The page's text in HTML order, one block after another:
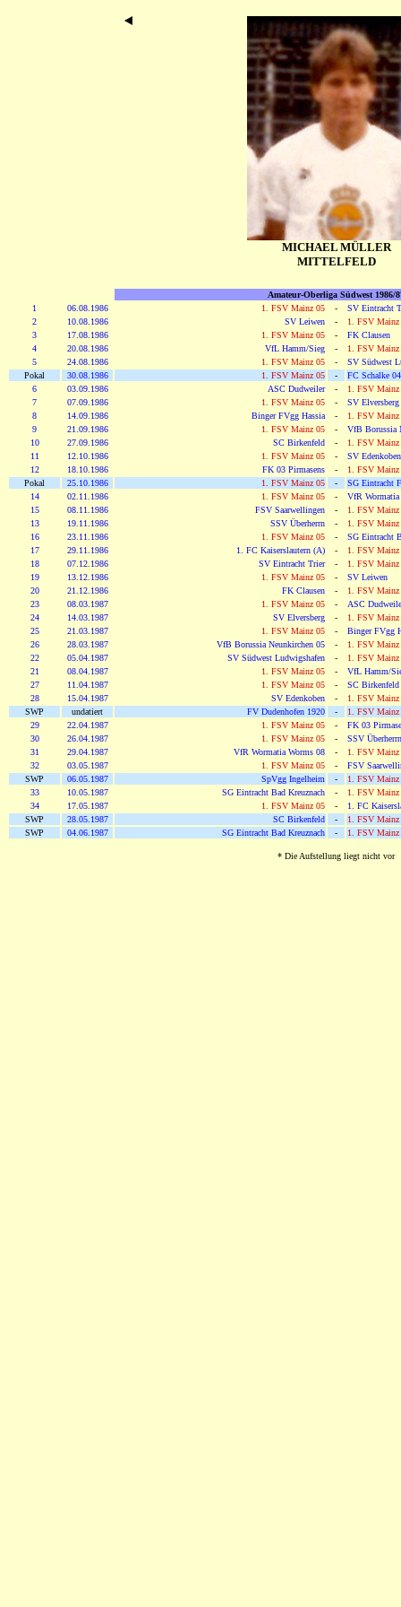
MICHAEL MÜLLER
MITTELFELD
Amateur-Oberliga Südwest 1986/
1
06.08.1986 1. FSV Mainz 05 -
SV Eintracht
2
10.08.1986 SV Leiwen -
1. FSV Mainz
3
17.08.1986 1. FSV Mainz 05 -
FK Clausen
4
20.08.1986 VfL Hamm/Sieg -
1. FSV Mainz
5
24.08.1986 1. FSV Mainz 05 -
SV Südwest
Pokal
30.08.1986 1. FSV Mainz 05 -
FC Schalke 04
6
03.09.1986 ASC Dudweiler -
1. FSV Mainz
7
07.09.1986 1. FSV Mainz 05 -
SV Elversberg
8
14.09.1986 Binger FVgg Hassia -
1. FSV Mainz
9
21.09.1986 1. FSV Mainz 05 -
VfB Borussia
10
27.09.1986 SC Birkenfeld -
1. FSV Mainz
11
12.10.1986 1. FSV Mainz 05 -
SV Edenkoben
12
18.10.1986 FK 03 Pirmasens -
1. FSV Mainz
Pokal
25.10.1986 1. FSV Mainz 05 -
SG Eintracht
14
02.11.1986 1. FSV Mainz 05 -
VfR Wormatia
15
08.11.1986 FSV Saarwellingen -
1. FSV Mainz
13
19.11.1986 SSV Überherrn -
1. FSV Mainz
16
23.11.1986 1. FSV Mainz 05 -
SG Eintracht
17
29.11.1986 1. FC Kaiserslautern (A) -
1. FSV Mainz
18
07.12.1986 SV Eintracht Trier -
1. FSV Mainz
19
13.12.1986 1. FSV Mainz 05 -
SV Leiwen
20
21.12.1986 FK Clausen -
1. FSV Mainz
23
08.03.1987 1. FSV Mainz 05 -
ASC
24
14.03.1987 SV Elversberg -
1. FSV Mainz
25
21.03.1987 1. FSV Mainz 05 -
Binger FVgg
26
28.03.1987 VfB Borussia Neunkirchen 05 -
1. FSV Mainz
22
05.04.1987 SV Südwest Ludwigshafen -
1. FSV Mainz
21
08.04.1987 1. FSV Mainz 05 -
VfL Hamm/
27
11.04.1987 1. FSV Mainz 05 -
SC Birkenfeld
28
15.04.1987 SV Edenkoben -
1. FSV Mainz
SWP
undatiert FV Dudenhofen 1920 -
1. FSV Mainz
29
22.04.1987 1. FSV Mainz 05 -
FK 03
30
26.04.1987 1. FSV Mainz 05 -
SSV Überherrn
31
29.04.1987 VfR Wormatia Worms 08 -
1. FSV Mainz
32
03.05.1987 1. FSV Mainz 05 -
FSV
SWP
06.05.1987 SpVgg Ingelheim -
1. FSV Mainz
33
10.05.1987 SG Eintracht Bad Kreuznach -
1. FSV Mainz
34
17.05.1987 1. FSV Mainz 05 -
1. FC
SWP
28.05.1987 SC Birkenfeld -
1. FSV Mainz
SWP
04.06.1987 SG Eintracht Bad Kreuznach - 1. FSV Mainz
* Die Aufstellung liegt nicht vor